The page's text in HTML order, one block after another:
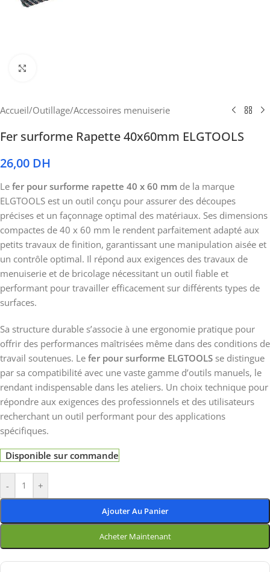
Accueil/Outillage/Accessoires menuiserie
Fer surforme Rapette 40x60mm ELGTOOLS
26,00 DH
Le fer pour surforme rapette 40 x 60 mm de la marque
ELGTOOLS est un outil conçu pour assurer des découpes
précises et un façonnage optimal des matériaux. Ses dimensions
compactes de 40 x 60 mm le rendent parfaitement adapté aux
petits travaux de finition, garantissant une manipulation aisée et
un contrôle optimal. Il répond aux exigences des travaux de
menuiserie et de bricolage nécessitant un outil fiable et
performant pour travailler efficacement sur différents types de
surfaces.
Sa structure durable s’associe à une ergonomie pratique pour
offrir des performances maîtrisées même dans des conditions de
travail soutenues. Le fer pour surforme ELGTOOLS se distingue
par sa compatibilité avec une vaste gamme d’outils manuels, le
rendant indispensable dans les ateliers. Un choix technique pour
répondre aux exigences des professionnels et des utilisateurs
recherchant un outil performant pour des applications
spécifiques.
Disponible sur commande
- +
Ajouter Au Panier
Acheter Maintenant